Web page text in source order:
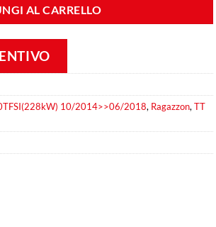
AL CARRELLO
10/2014>>06/2018, Ragazzon, TT